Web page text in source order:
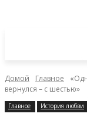
Домой Главное
вернулся – с шестью»
Главное История любви